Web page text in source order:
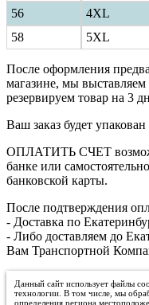
56
4XL
58
5XL
После оформления
магазине, мы выставляем
резервируем товар на 3
Ваш заказ будет
ОПЛАТИТЬ СЧЕТ
банке или
банковской карты.
После подтверждения
- Доставка по
- Либо доставляем до
Вам Транспортной
Данный сайт использует файлы
технологии. В том числе, мы
определения региона